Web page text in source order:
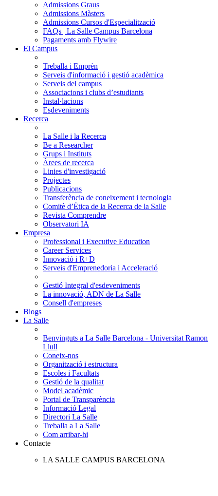
Admissions Graus
Admissions Màsters
Admissions Cursos d'Especialització
FAQs | La Salle Campus Barcelona
Pagaments amb Flywire
El Campus
Treballa i Emprèn
Serveis d'informació i gestió acadèmica
Serveis del campus
Associacions i clubs d’estudiants
Instal·lacions
Esdeveniments
Recerca
La Salle i la Recerca
Be a Researcher
Grups i Instituts
Àrees de recerca
Linies d'investigació
Projectes
Publicacions
Transferència de coneixement i tecnologia
Comitè d’Ètica de la Recerca de la Salle
Revista Comprendre
Observatori IA
Empresa
Professional i Executive Education
Career Services
Innovació i R+D
Serveis d'Emprenedoria i Acceleració
Gestió Integral d'esdeveniments
La innovació, ADN de La Salle
Consell d'empreses
Blogs
La Salle
Benvinguts a La Salle Barcelona - Universitat Ramon
Llull
Coneix-nos
Organització i estructura
Escoles i Facultats
Gestió de la qualitat
Model acadèmic
Portal de Transparència
Informació Legal
Directori La Salle
Treballa a La Salle
Com arribar-hi
Contacte
LA SALLE CAMPUS BARCELONA